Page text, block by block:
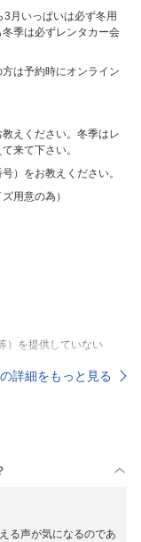
3月いっぱいは必ず冬用
季は必ずレンタカー会
は予約時にオンライン
えください。冬季はレ
来て下さい。
）をお教えください。
用意の為）
）を提供していない
詳細をもっと見る
る声が気になるのであ